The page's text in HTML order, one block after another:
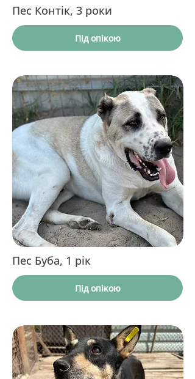
Пес Контік, 3 роки
Під опікою
Пес Буба, 1 рік
Під опікою